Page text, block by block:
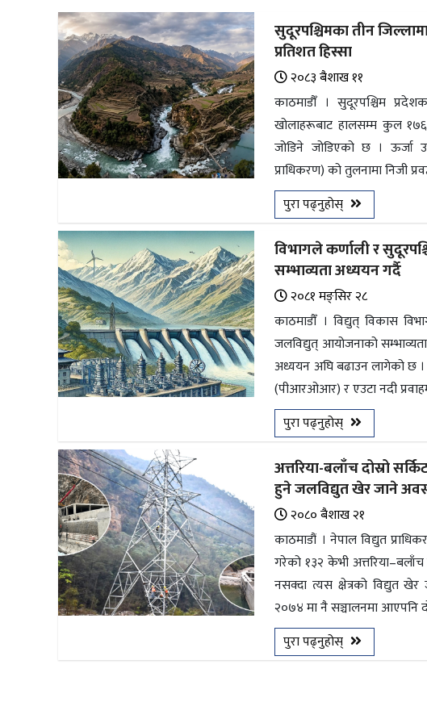
जलवायु
उहिलेकाे
सम्पादकीय
पर्यटन
भिडियो
प्रोफाइल
सुदूरपश्चिमका तीन
प्रतिशत हिस्सा
२०८३ ब‌ैशाख ११
काठमाडौँ । सुदूरपश्चिम
खोलाहरूबाट हालसम्म कुल
जोडिने जोडिएको छ । ऊर्जा
प्राधिकरण) को तुलनामा निजी
पुरा पढ्नुहोस्
विभागले कर्णाली र
सम्भाव्यता अध्ययन गर्दै
२०८१ मङ्सिर २८
काठमाडौँ । विद्युत् विकास
जलविद्युत् आयोजनाको
अध्ययन अघि बढाउन लागेको छ
(पीआरओआर) र एउटा नदी
पुरा पढ्नुहोस्
अत्तरिया-बलाँच दोस्रो
हुने जलविद्युत खेर जाने
२०८० ब‌ैशाख २१
काठमाडौं । नेपाल विद्युत
गरेको १३२ केभी
नसक्दा त्यस क्षेत्रको विद्युत
२०७४ मा नै सञ्चालनमा आएपनि
पुरा पढ्नुहोस्